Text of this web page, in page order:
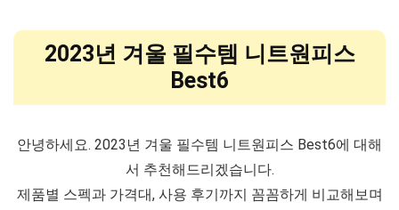
2023년 겨울 필수템 니트원피스
Best6
안녕하세요. 2023년 겨울 필수템 니트원피스 Best6에 대해
서 추천해드리겠습니다.
제품별 스펙과 가격대, 사용 후기까지 꼼꼼하게 비교해보며